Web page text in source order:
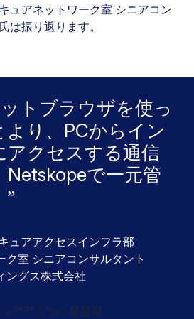
ュアネットワーク室 シニアコン
は振り返ります。
トブラウザを使っ
り、PCからイン
アクセスする通信
Netskopeで一元管
ュアアクセスインフラ部
ク室 シニアコンサルタント
ングス株式会社